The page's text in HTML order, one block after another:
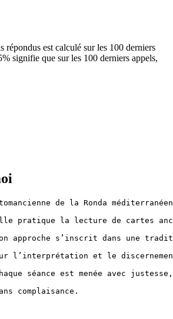
répondus est calculé sur les 100 derniers
signifie que sur les 100 derniers appels,
de la Ronda
pratique la lecture de cartes
approche s’inscrit dans une
l’interprétation et le
séance est menée avec
complaisance.